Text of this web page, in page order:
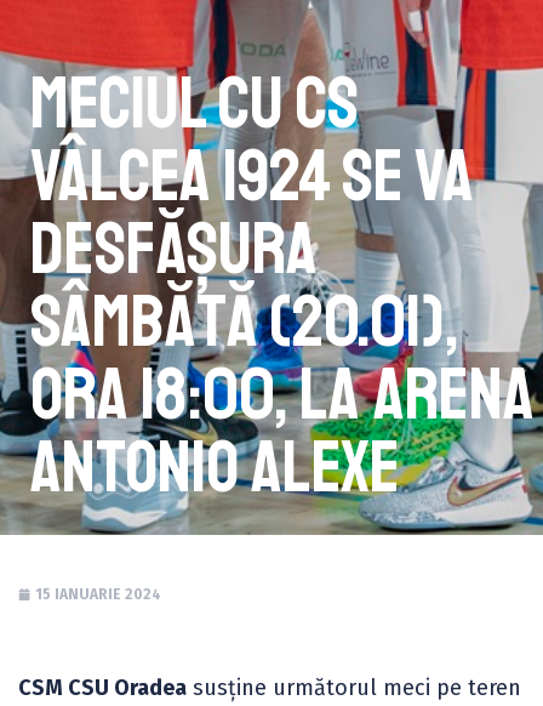
Meciul cu CS
Vâlcea 1924 se va
desfășura
sâmbătă (20.01),
ora 18:00, la Arena
Antonio Alexe
15 IANUARIE 2024
CSM CSU Oradea susține următorul meci pe teren